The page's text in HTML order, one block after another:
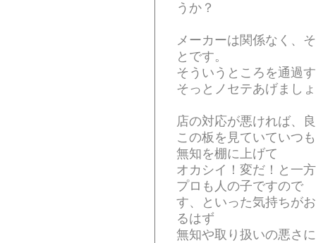
うか？
メーカーは関係なく、
とです。
そういうところを通過
そっとノセテあげまし
店の対応が悪ければ、
この板を見ていていつ
無知を棚に上げて
オカシイ！変だ！と一
プロも人の子ですので
す、といった気持ちが
るはず
無知や取り扱いの悪さ